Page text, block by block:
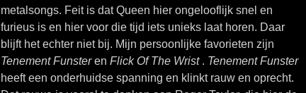
metalsongs. Feit is dat Queen hier ongelooflijk snel en
furieus is en hier voor die tijd iets unieks laat horen. Daar
blijft het echter niet bij. Mijn persoonlijke favorieten zijn
Tenement Funsteren Flick Of The Wrist . Tenement Funster
heeft een onderhuidse spanning en klinkt rauw en oprecht.